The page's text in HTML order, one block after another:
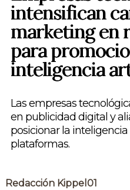
intensifican
marketing en
para
inteligencia
Las empresas
en publicidad digital y
posicionar la
plataformas.
Redacción Kippel01